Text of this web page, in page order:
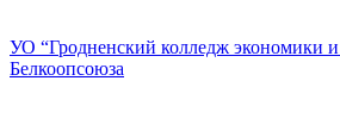
УО “Гродненский колледж экономики и
Белкоопсоюза